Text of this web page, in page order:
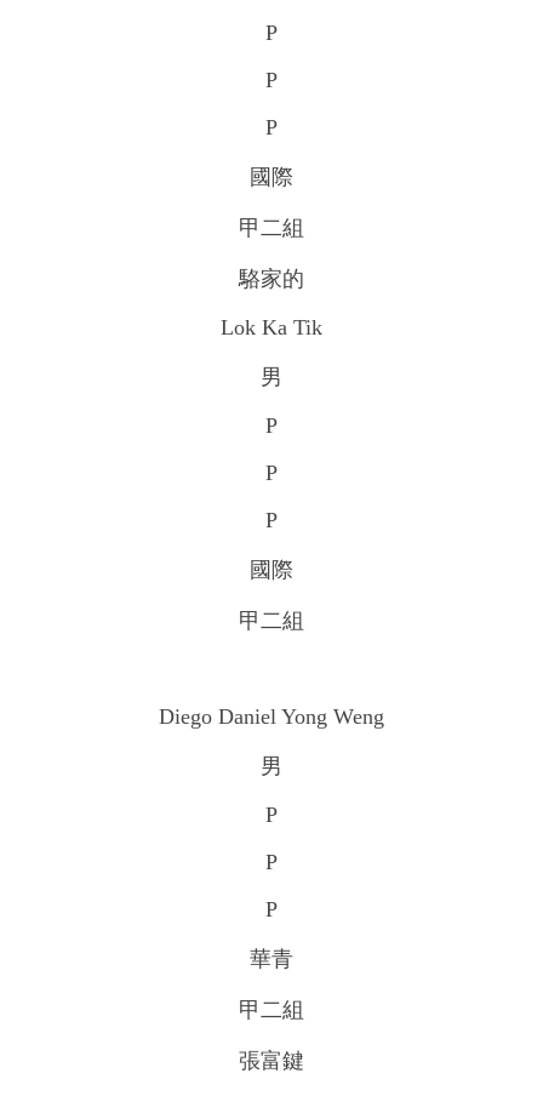
P
P
P
國際
甲二組
駱家的
Lok Ka Tik
男
P
P
P
國際
甲二組
Diego Daniel Yong Weng
男
P
P
P
華青
甲二組
張富鍵